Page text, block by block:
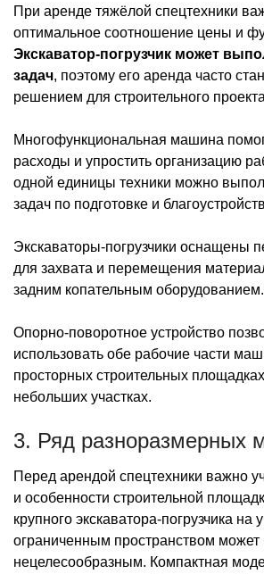
При аренде тяжёлой спецтехники
оптимальное соотношение цены и
Экскаватор-погрузчик может
задач, поэтому его аренда часто
решением для строительного
Многофункциональная машина
расходы и упростить организацию
одной единицы техники можно
задач по подготовке и
Экскаваторы-погрузчики оснащены
для захвата и перемещения
задним копательным оборудованием.
Опорно-поворотное устройство
использовать обе рабочие части
просторных строительных
небольших участках.
3. Ряд разноразмерных
Перед арендой спецтехники важно
и особенности строительной
крупного экскаватора-погрузчика на
ограниченным пространством может
нецелесообразным. Компактная